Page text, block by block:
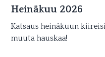
Heinäkuu 2026
Katsaus heinäkuun
muuta hauskaa!